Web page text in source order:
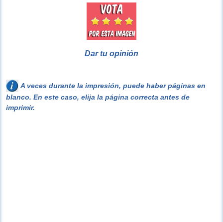
Dar tu opinión
A veces durante la impresión, puede haber páginas en
blanco. En este caso, elija la página correcta antes de
imprimir.